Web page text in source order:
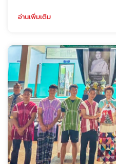
ประเสริฐ ผู้อำนวยการวิทยาลัย
มอบปูนก่อและปูนฉ ...
อ่านเพิ่มเติม